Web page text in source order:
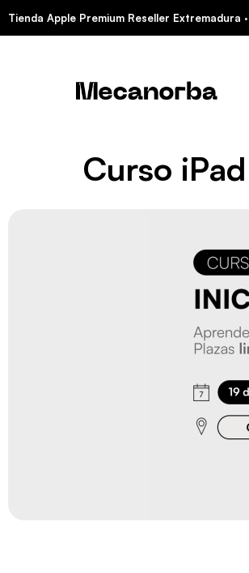
Tienda Apple Premium Reseller
Curso